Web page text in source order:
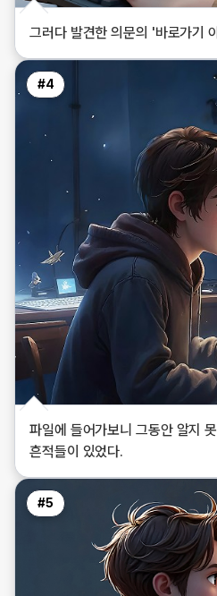
그러다 발견한 의문의 '바로가기
#4
파일에 들어가보니 그동안 알지
흔적들이 있었다.
#5